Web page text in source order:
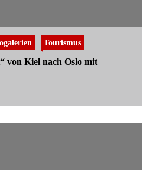
Tourismus
von Kiel nach Oslo mit